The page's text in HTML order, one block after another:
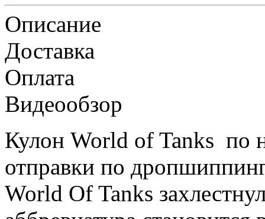
Описание
Доставка
Оплата
Видеообзор
Кулон World of Tanks по
отправки по
World Of Tanks